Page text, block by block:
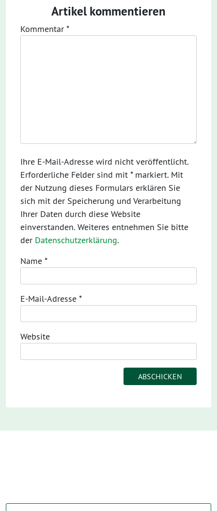
Artikel kommentieren
Kommentar *
Ihre E-Mail-Adresse wird nicht veröffentlicht.
Erforderliche Felder sind mit * markiert. Mit
der Nutzung dieses Formulars erklären Sie
sich mit der Speicherung und Verarbeitung
Ihrer Daten durch diese Website
einverstanden. Weiteres entnehmen Sie bitte
der Datenschutzerklärung.
Name *
E-Mail-Adresse *
Website